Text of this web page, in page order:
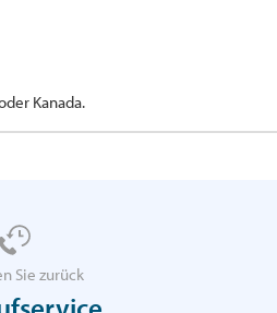
Kanada.
Sie zurück